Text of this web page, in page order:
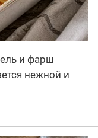
и фарш
нежной и